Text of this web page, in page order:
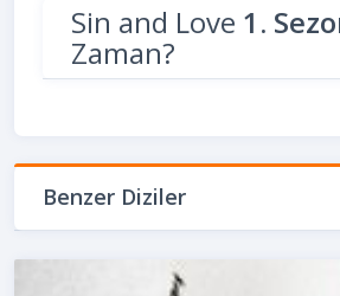
Sin and Love 1.
Zaman?
Benzer Diziler